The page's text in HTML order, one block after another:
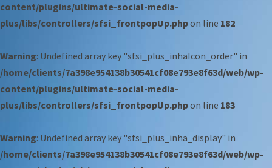
content/plugins/ultimate-social-media-
plus/libs/controllers/sfsi_frontpopUp.phpon line 182
Warning: Undefined array key "sfsi_plus_inhaIcon_order" in
/home/clients/7a398e954138b30541cf08e793e8f63d/web/wp-
content/plugins/ultimate-social-media-
plus/libs/controllers/sfsi_frontpopUp.phpon line 183
Warning: Undefined array key "sfsi_plus_inha_display" in
/home/clients/7a398e954138b30541cf08e793e8f63d/web/wp-